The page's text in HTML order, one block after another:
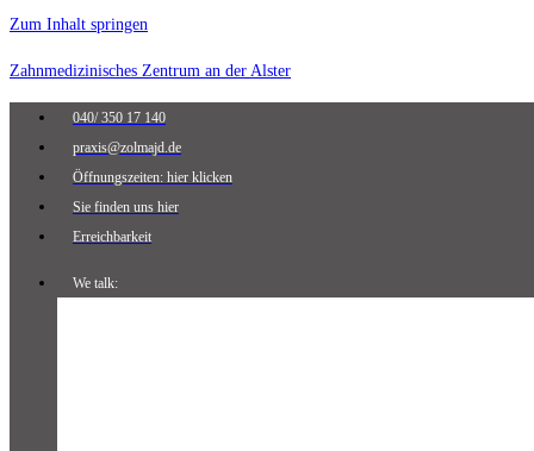
Zum Inhalt springen
Zahnmedizinisches Zentrum an der Alster
040/ 350 17 140
praxis@zolmajd.de
Öffnungszeiten: hier klicken
Sie finden uns hier
Erreichbarkeit
We talk: